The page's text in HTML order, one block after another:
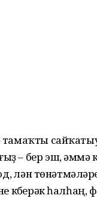
тамаҡты
– бер эш, әммә
үлән
һалһаң,